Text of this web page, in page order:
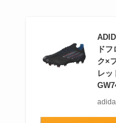
ド
ク×
レッ